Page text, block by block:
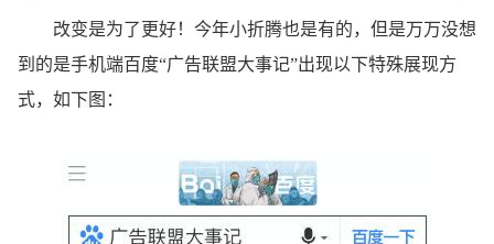
改变是为了更好！今年小折腾也是有的，但是万万没想
到的是手机端百度“广告联盟大事记”出现以下特殊展现方
式，如下图：